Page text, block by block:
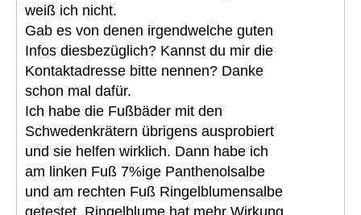
weiß ich nicht.
Gab es von denen irgendwelche guten
Infos diesbezüglich? Kannst du mir die
Kontaktadresse bitte nennen? Danke
schon mal dafür.
Ich habe die Fußbäder mit den
Schwedenkrätern übrigens ausprobiert
und sie helfen wirklich. Dann habe ich
am linken Fuß 7%ige Panthenolsalbe
und am rechten Fuß Ringelblumensalbe
getestet. Ringelblume hat mehr Wirkung